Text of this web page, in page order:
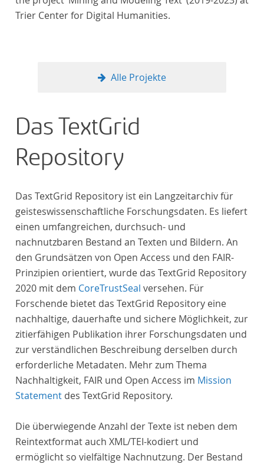
Trier Center for Digital Humanities.
Alle Projekte
Das TextGrid
Repository
Das TextGrid Repository ist ein Langzeitarchiv für
geisteswissenschaftliche Forschungsdaten. Es liefert
einen umfangreichen, durchsuch- und
nachnutzbaren Bestand an Texten und Bildern. An
den Grundsätzen von Open Access und den FAIR-
Prinzipien orientiert, wurde das TextGrid Repository
2020 mit dem CoreTrustSeal versehen. Für
Forschende bietet das TextGrid Repository eine
nachhaltige, dauerhafte und sichere Möglichkeit, zur
zitierfähigen Publikation ihrer Forschungsdaten und
zur verständlichen Beschreibung derselben durch
erforderliche Metadaten. Mehr zum Thema
Nachhaltigkeit, FAIR und Open Access im Mission
Statement des TextGrid Repository.
Die überwiegende Anzahl der Texte ist neben dem
Reintextformat auch XML/TEI-kodiert und
ermöglicht so vielfältige Nachnutzung. Der Bestand